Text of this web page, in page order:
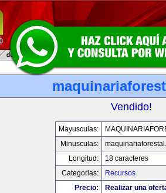
Vendido!
Mayusculas:
Minusculas:
Longitud:
18 caracteres
Categorias:
Recursos
Precio:
Realizar una